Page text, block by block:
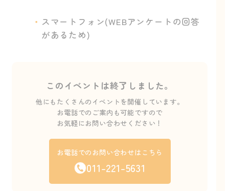
スマートフォン(WEBアンケートの回答
があるため)
このイベントは終了しました。
他にもたくさんのイベントを開催しています。
お電話でのご案内も可能ですので
お気軽にお問い合わせください！
お電話でのお問い合わせはこちら
011-221-5631